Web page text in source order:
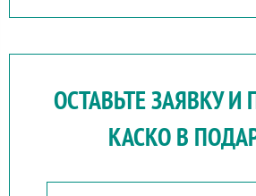
ОСТАВЬТЕ ЗАЯВКУ И
КАСКО В